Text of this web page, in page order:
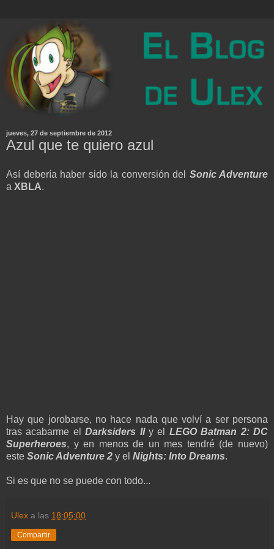
jueves, 27 de septiembre de 2012
Azul que te quiero azul
Así debería haber sido la conversión del Sonic Adventure
a XBLA.
Hay que jorobarse, no hace nada que volví a ser persona
tras acabarme elDarksiders IIy el LEGO Batman 2: DC
Superheroes, y en menos de un mes tendré (de nuevo)
este Sonic Adventure 2 y el Nights: Into Dreams.
Si es que no se puede con todo...
Ulex a las 18:05:00
Compartir